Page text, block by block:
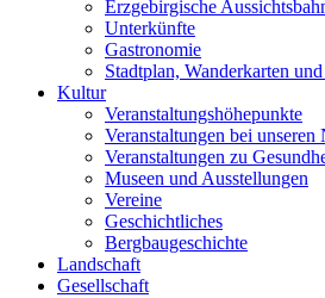
Erzgebirgische
Unterkünfte
Gastronomie
Stadtplan, Wanderkarten
Kultur
Veranstaltungshöhepunkte
Veranstaltungen bei unseren
Veranstaltungen zu
Museen und Ausstellungen
Vereine
Geschichtliches
Bergbaugeschichte
Landschaft
Gesellschaft